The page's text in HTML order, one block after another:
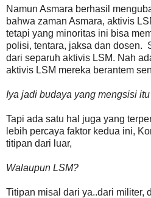
Namun Asmara berhasil
bahwa zaman Asmara, aktivis
tetapi yang minoritas ini bisa
polisi, tentara, jaksa dan dosen.
dari separuh aktivis LSM. Nah
aktivis LSM mereka berantem
Iya jadi budaya yang mengsisi
Tapi ada satu hal juga yang
lebih percaya faktor kedua ini,
titipan dari luar,
Walaupun LSM?
Titipan misal dari ya..dari militer,